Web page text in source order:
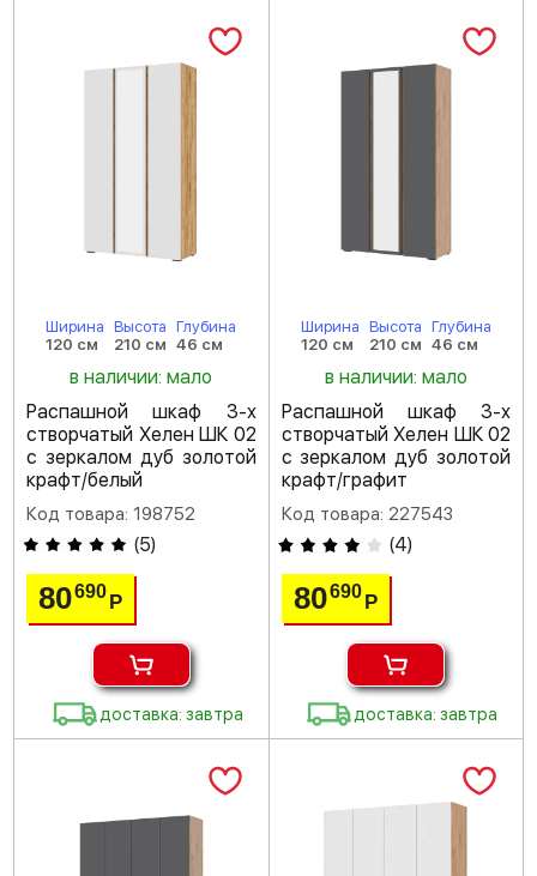
Ширина
120 см
Высота
210 см
Глубина
46 см
в наличии: мало
Распашной шкаф 3-х
створчатый Хелен ШК 02
с зеркалом дуб золотой
крафт/белый
Код товара: 198752
(5)
80690Р
доставка: завтра
Ширина
120 см
Высота
210 см
Глубина
46 см
в наличии: мало
Распашной шкаф 3-х
створчатый Хелен ШК 02
с зеркалом дуб золотой
крафт/графит
Код товара: 227543
(4)
80690 Р
доставка: завтра